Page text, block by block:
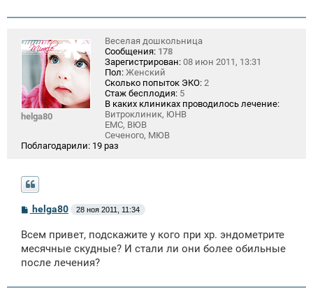
helga80
Веселая дошкольница
Сообщения: 178
Зарегистрирован: 08 июн 2011, 13:31
Пол: Женский
Сколько попыток ЭКО: 2
Стаж бесплодия: 5
В каких клиниках проводилось лечение:
Витроклиник, ЮНВ
EMC, ВЮВ
Сеченого, МЮВ
Поблагодарили: 19 раз
С
о
б
щ
н
е
helga80 28 ноя 2011, 11:34
Всем привет, подскажите у кого при хр. эндометрите
месячные скудные? И стали ли они более обильные
после лечения?